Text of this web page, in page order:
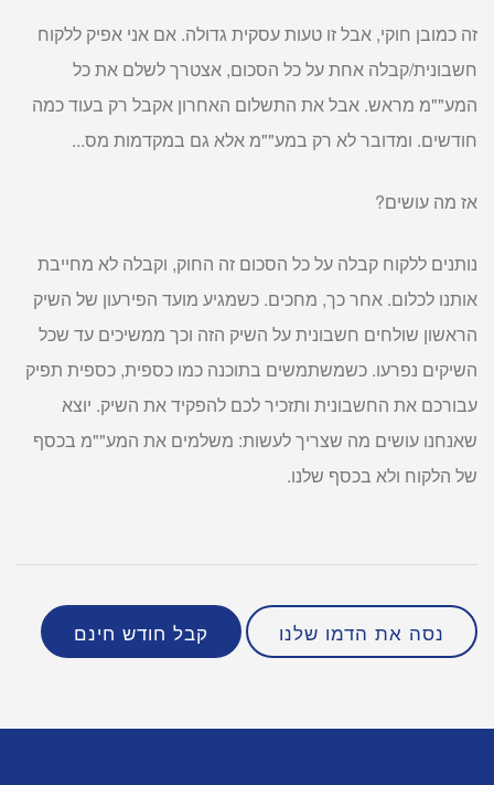
זה כמובן חוקי, אבל זו טעות עסקית גדולה. אם אני אפיק ללקוח
חשבונית/קבלה אחת על כל הסכום, אצטרך לשלם את כל
המע""מ מראש. אבל את התשלום האחרון אקבל רק בעוד כמה
חודשים. ומדובר לא רק במע""מ אלא גם במקדמות מס...
אז מה עושים?
נותנים ללקוח קבלה על כל הסכום זה החוק, וקבלה לא מחייבת
אותנו לכלום. אחר כך, מחכים. כשמגיע מועד הפירעון של השיק
הראשון שולחים חשבונית על השיק הזה וכך ממשיכים עד שכל
השיקים נפרעו. כשמשתמשים בתוכנה כמו כספית, כספית תפיק
עבורכם את החשבונית ותזכיר לכם להפקיד את השיק. יוצא
שאנחנו עושים מה שצריך לעשות: משלמים את המע""מ בכסף
של הלקוח ולא בכסף שלנו.
נסה את הדמו שלנו קבל חודש חינם